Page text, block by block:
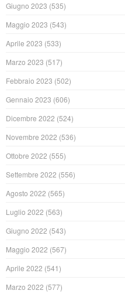
Giugno 2023 (535)
Maggio 2023 (543)
Aprile 2023 (533)
Marzo 2023 (517)
Febbraio 2023 (502)
Gennaio 2023 (606)
Dicembre 2022 (524)
Novembre 2022 (536)
Ottobre 2022 (555)
Settembre 2022 (556)
Agosto 2022 (565)
Luglio 2022 (563)
Giugno 2022 (543)
Maggio 2022 (567)
Aprile 2022 (541)
Marzo 2022 (577)